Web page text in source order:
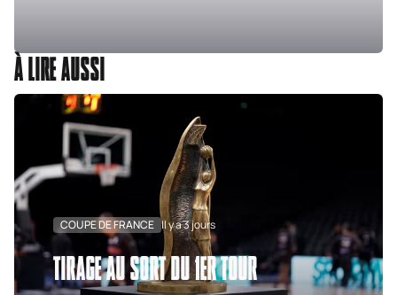
À LIRE AUSSI
COUPE DE FRANCE Il y a 3 jours
TIRAGE AU SORT DU 1ER TOUR